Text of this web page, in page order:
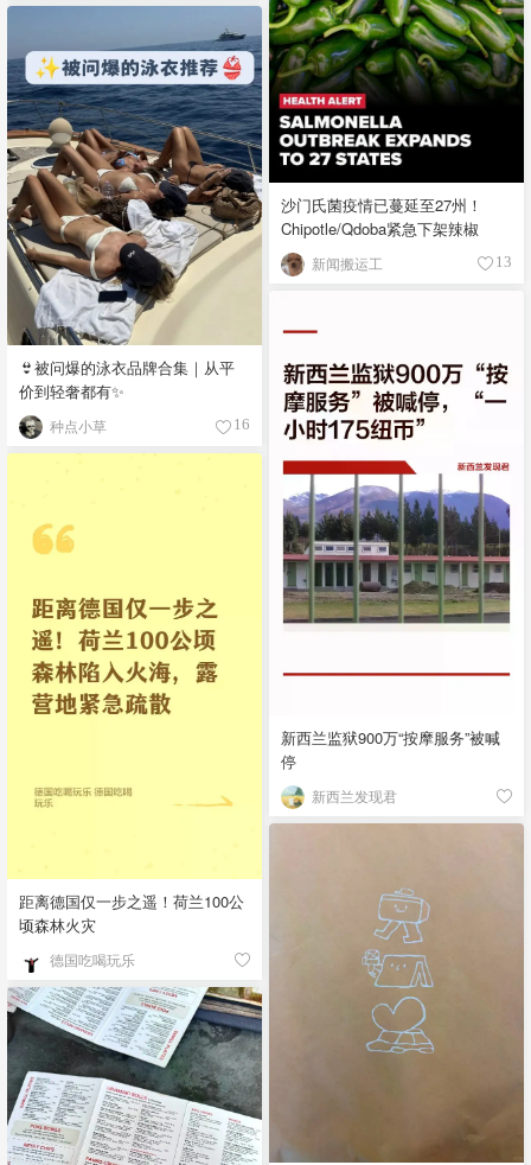
沙门氏菌疫情已蔓延至27州！
Chipotle/Qdoba紧急下架辣椒
新闻搬运工 13
👙被问爆的泳衣品牌合集｜从平
价到轻奢都有✨
种点小草 16
新西兰监狱900万“按摩服务”被喊
停
新西兰发现君
距离德国仅一步之遥！荷兰100公
顷森林火灾
德国吃喝玩乐